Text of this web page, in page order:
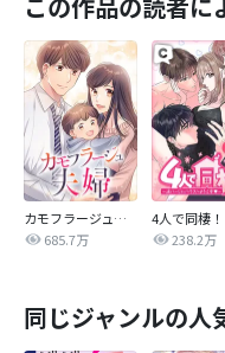
カモフラージュ夫婦
685.7万
238.2万
同じジャンルの人